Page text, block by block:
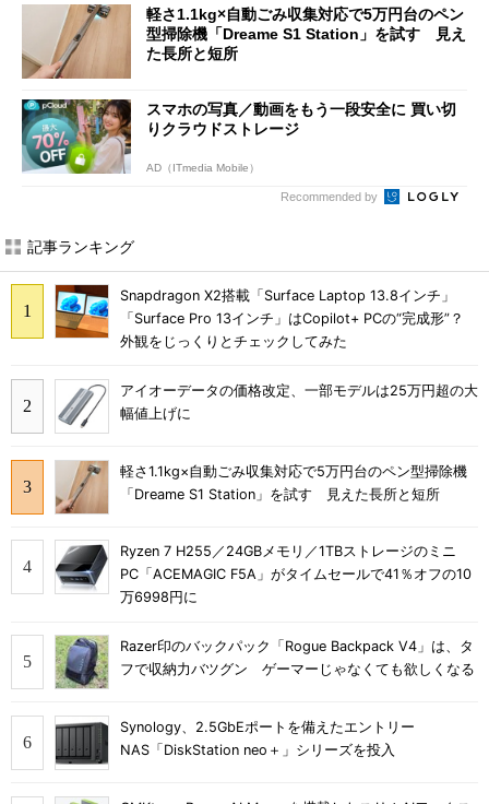
軽さ1.1kg×自動ごみ収集対応で5万円台のペン
型掃除機「Dreame S1 Station」を試す 見え
た長所と短所
スマホの写真／動画をもう一段安全に 買い切
りクラウドストレージ
AD（ITmedia Mobile）
Recommended by
記事ランキング
Snapdragon X2搭載「Surface Laptop 13.8インチ」
「Surface Pro 13インチ」はCopilot+ PCの“完成形”？
外観をじっくりとチェックしてみた
アイオーデータの価格改定、一部モデルは25万円超の大
幅値上げに
軽さ1.1kg×自動ごみ収集対応で5万円台のペン型掃除機
「Dreame S1 Station」を試す 見えた長所と短所
Ryzen 7 H255／24GBメモリ／1TBストレージのミニ
PC「ACEMAGIC F5A」がタイムセールで41％オフの10
万6998円に
Razer印のバックパック「Rogue Backpack V4」は、タ
フで収納力バツグン ゲーマーじゃなくても欲しくなる
Synology、2.5GbEポートを備えたエントリー
NAS「DiskStation neo＋」シリーズを投入